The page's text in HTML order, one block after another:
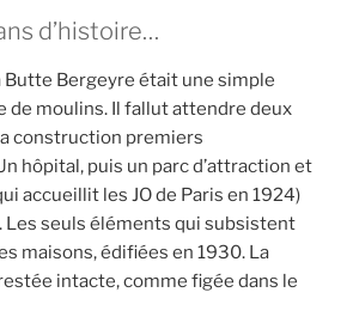
d’histoire…
Butte Bergeyre était une simple
de moulins. Il fallut attendre deux
construction premiers
hôpital, puis un parc d’attraction et
accueillit les JO de Paris en 1924)
Les seuls éléments qui subsistent
maisons, édifiées en 1930. La
intacte, comme figée dans le